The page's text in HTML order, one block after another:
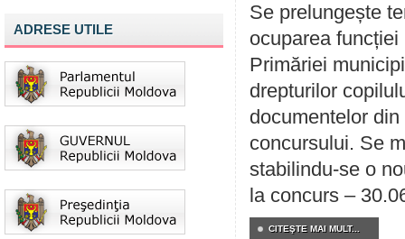
ADRESE UTILE
Se prelungește
ocuparea
Primăriei
drepturilor
documentelor
concursului. Se
stabilindu-se o
la concurs –
CITEŞTE MAI MULT...